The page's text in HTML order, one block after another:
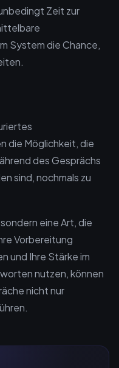
Zeit zur
System die Chance,
die Möglichkeit, die
des Gesprächs
sind, nochmals zu
eine Art, die
Vorbereitung
und Ihre Stärke im
nutzen, können
nicht nur